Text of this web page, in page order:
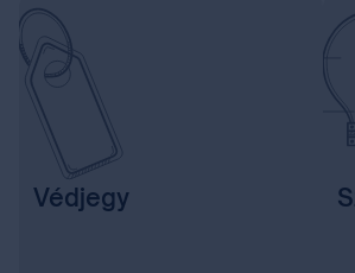
Védjegy